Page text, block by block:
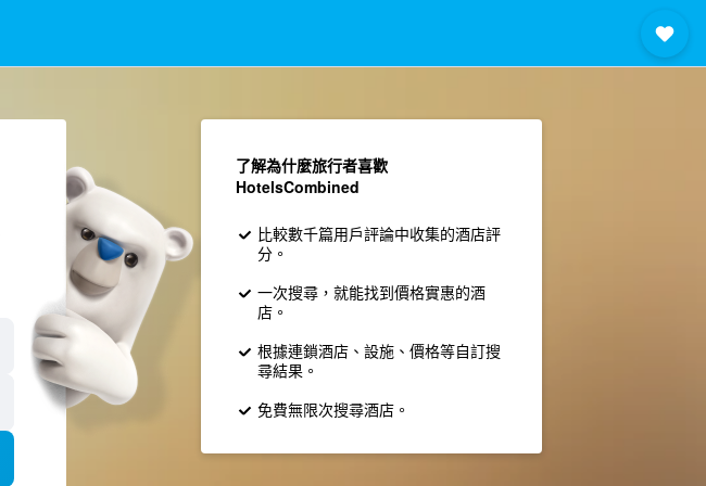
了解為什麼旅行者喜歡
HotelsCombined
比較數千篇用戶評論中收集的酒店評
分。
一次搜尋，就能找到價格實惠的酒
店。
根據連鎖酒店、設施、價格等自訂搜
尋結果。
免費無限次搜尋酒店。